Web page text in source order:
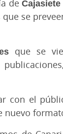
de
se
que se
con el
nuevo